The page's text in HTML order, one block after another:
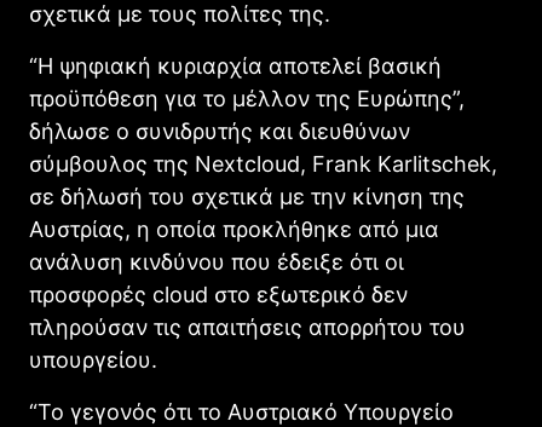
σχετικά με τους πολίτες της.
“Η ψηφιακή κυριαρχία αποτελεί βασική
προϋπόθεση για το μέλλον της Ευρώπης”,
δήλωσε ο συνιδρυτής και διευθύνων
σύμβουλος της Nextcloud, Frank Karlitschek,
σε δήλωσή του σχετικά με την κίνηση της
Αυστρίας, η οποία προκλήθηκε από μια
ανάλυση κινδύνου που έδειξε ότι οι
προσφορές cloud στο εξωτερικό δεν
πληρούσαν τις απαιτήσεις απορρήτου του
υπουργείου.
“Το γεγονός ότι το Αυστριακό Υπουργείο